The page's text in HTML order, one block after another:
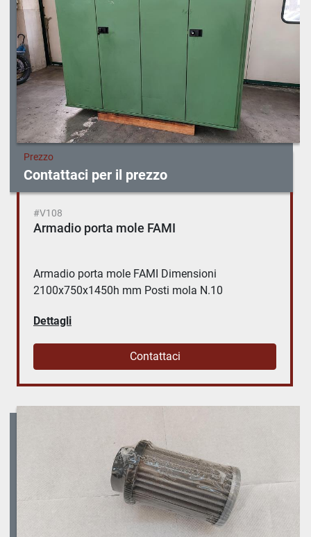
Prezzo
Contattaci per il prezzo
#V108
Armadio porta mole FAMI
Armadio porta mole FAMI Dimensioni
2100x750x1450h mm Posti mola N.10
Dettagli
Contattaci